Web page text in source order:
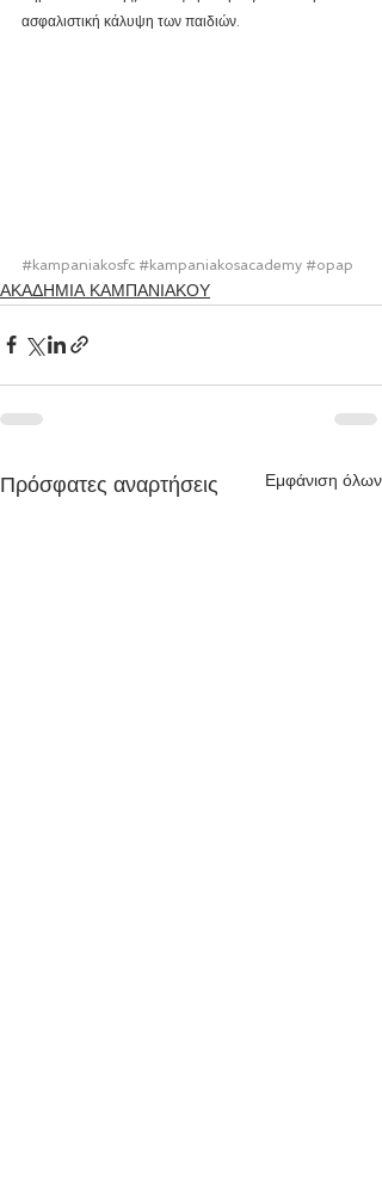
ασφαλιστική κάλυψη των παιδιών.
#kampaniakosfc #kampaniakosacademy #opap
ΑΚΑΔΗΜΙΑ ΚΑΜΠΑΝΙΑΚΟΥ
Πρόσφατες αναρτήσεις Εμφάνιση όλων